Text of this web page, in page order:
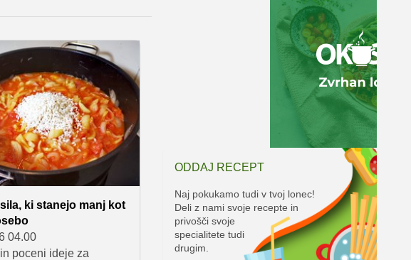
ki stanejo manj kot
04.00
poceni ideje za
ODDAJ RECEPT
Naj pokukamo tudi v tvoj lonec!
Deli z nami svoje recepte in
privošči svoje
specialitete tudi
drugim.